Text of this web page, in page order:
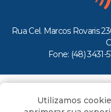
Rua Cel. Marcos Rovaris
Fone: (48) 3431-
Todos os
Utilizamos